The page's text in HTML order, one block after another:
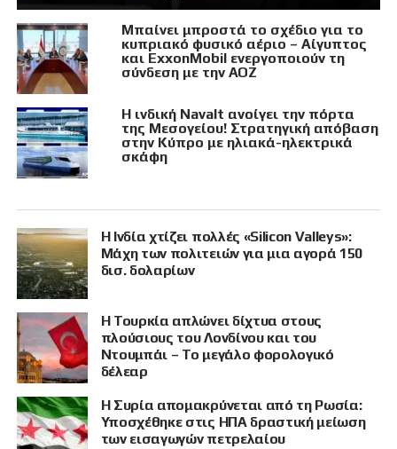
Μπαίνει μπροστά το σχέδιο για το
κυπριακό φυσικό αέριο – Αίγυπτος
και ExxonMobil ενεργοποιούν τη
σύνδεση με την ΑΟΖ
Η ινδική Navalt ανοίγει την πόρτα
της Μεσογείου! Στρατηγική απόβαση
στην Κύπρο με ηλιακά-ηλεκτρικά
σκάφη
Η Ινδία χτίζει πολλές «Silicon Valleys»:
Μάχη των πολιτειών για μια αγορά 150
δισ. δολαρίων
Η Τουρκία απλώνει δίχτυα στους
πλούσιους του Λονδίνου και του
Ντουμπάι – Το μεγάλο φορολογικό
δέλεαρ
Η Συρία απομακρύνεται από τη Ρωσία:
Υποσχέθηκε στις ΗΠΑ δραστική μείωση
των εισαγωγών πετρελαίου